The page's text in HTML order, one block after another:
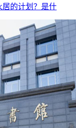
居的计划？是什